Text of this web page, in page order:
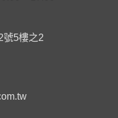
號5樓之2